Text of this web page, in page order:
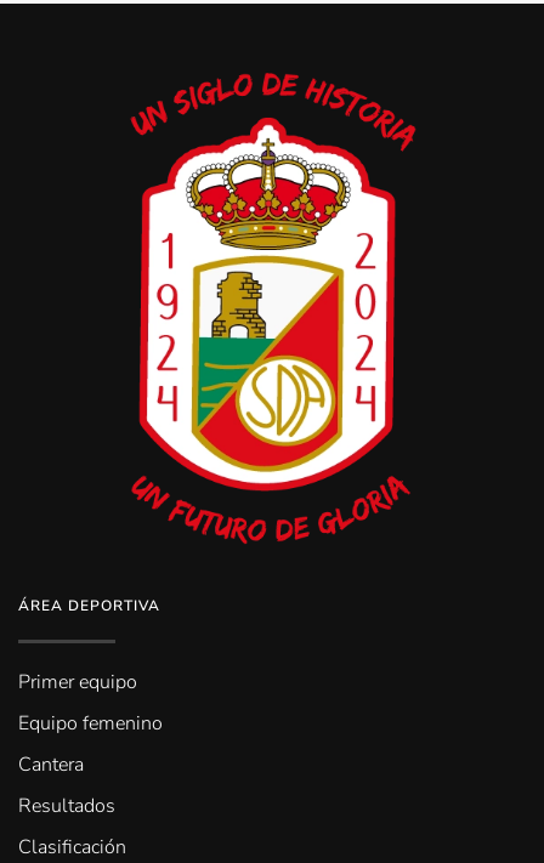
ÁREA DEPORTIVA
Primer equipo
Equipo femenino
Cantera
Resultados
Clasificación